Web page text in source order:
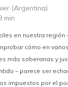
(Argentina)
min
en nuestra región
cómo en
más soberanas y
– parece ser
impuestos por el